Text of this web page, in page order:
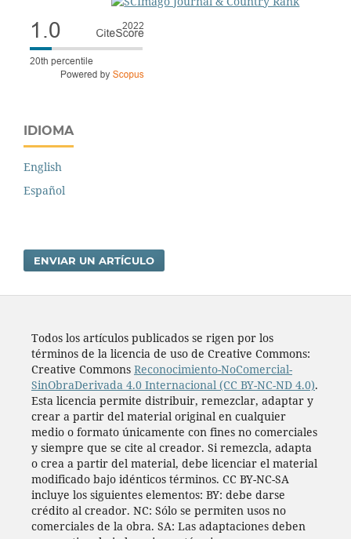
IDIOMA
English
Español
ENVIAR UN ARTÍCULO
Todos los artí­culos publicados se rigen por los
términos de la licencia de uso de Creative Commons:
Creative Commons Reconocimiento-NoComercial-
SinObraDerivada 4.0 Internacional (CC BY-NC-ND 4.0).
Esta licencia permite distribuir, remezclar, adaptar y
crear a partir del material original en cualquier
medio o formato únicamente con fines no comerciales
y siempre que se cite al creador. Si remezcla, adapta
o crea a partir del material, debe licenciar el material
modificado bajo idénticos términos. CC BY-NC-SA
incluye los siguientes elementos: BY: debe darse
crédito al creador. NC: Sólo se permiten usos no
comerciales de la obra. SA: Las adaptaciones deben